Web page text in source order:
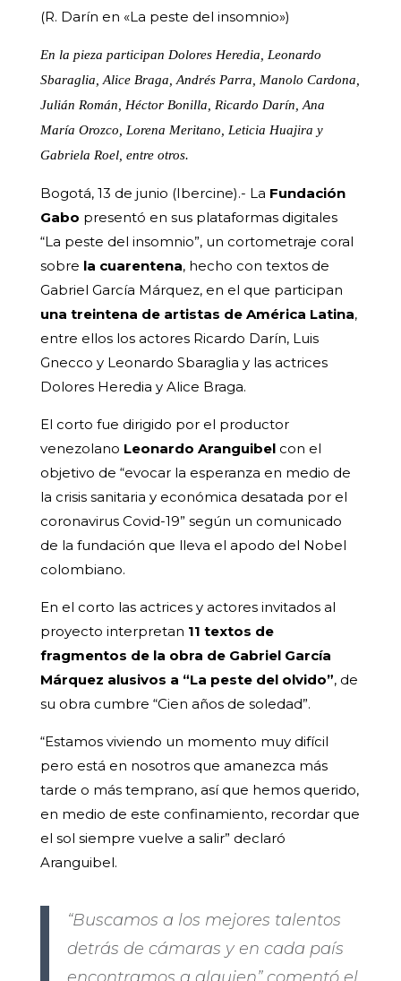
(R. Darín en «La peste del insomnio»)
En la pieza participan Dolores Heredia, Leonardo
Sbaraglia, Alice Braga, Andrés Parra, Manolo Cardona,
Julián Román, Héctor Bonilla, Ricardo Darín, Ana
María Orozco, Lorena Meritano, Leticia Huajira y
Gabriela Roel, entre otros.
Bogotá, 13 de junio (Ibercine).- La Fundación
Gabo presentó en sus plataformas digitales
“La peste del insomnio”, un cortometraje coral
sobre la cuarentena, hecho con textos de
Gabriel García Márquez, en el que participan
una treintena de artistas de América Latina,
entre ellos los actores Ricardo Darín, Luis
Gnecco y Leonardo Sbaraglia y las actrices
Dolores Heredia y Alice Braga.
El corto fue dirigido por el productor
venezolano Leonardo Aranguibelcon el
objetivo de “evocar la esperanza en medio de
la crisis sanitaria y económica desatada por el
coronavirus Covid-19” según un comunicado
de la fundación que lleva el apodo del Nobel
colombiano.
En el corto las actrices y actores invitados al
proyecto interpretan 11 textos de
fragmentos de la obra de Gabriel García
Márquez alusivos a “La peste del olvido”, de
su obra cumbre “Cien años de soledad”.
“Estamos viviendo un momento muy difícil
pero está en nosotros que amanezca más
tarde o más temprano, así que hemos querido,
en medio de este confinamiento, recordar que
el sol siempre vuelve a salir” declaró
Aranguibel.
“Buscamos a los mejores talentos
detrás de cámaras y en cada país